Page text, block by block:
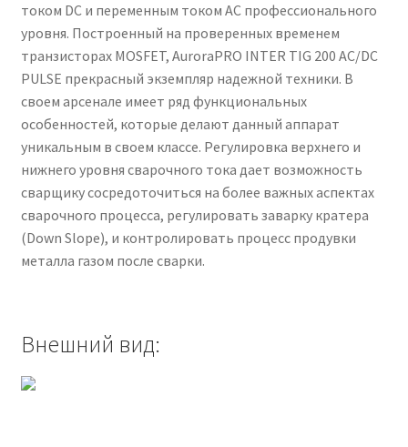
током DC и переменным током AC профессионального
уровня. Построенный на проверенных временем
транзисторах MOSFET, AuroraPRO INTER TIG 200 AC/DC
PULSE прекрасный экземпляр надежной техники. В
своем арсенале имеет ряд функциональных
особенностей, которые делают данный аппарат
уникальным в своем классе. Регулировка верхнего и
нижнего уровня сварочного тока дает возможность
сварщику сосредоточиться на более важных аспектах
сварочного процесса, регулировать заварку кратера
(Down Slope), и контролировать процесс продувки
металла газом после сварки.
Внешний вид: